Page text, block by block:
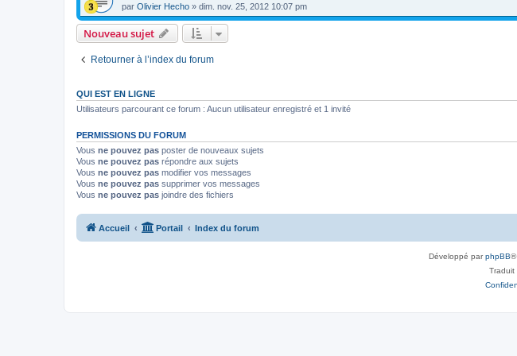
par Olivier Hecho » dim. nov. 25, 2012 10:07 pm
Nouveau sujet
Retourner à l’index du forum
QUI EST EN LIGNE
Utilisateurs parcourant ce forum : Aucun utilisateur enregistré et 1 invité
PERMISSIONS DU FORUM
Vous ne pouvez pas poster de nouveaux sujets
Vous ne pouvez pas répondre aux sujets
Vous ne pouvez pas modifier vos messages
Vous ne pouvez pas supprimer vos messages
Vous ne pouvez pas joindre des fichiers
Accueil Portail Index du forum
Développé parphpBB®
Traduit